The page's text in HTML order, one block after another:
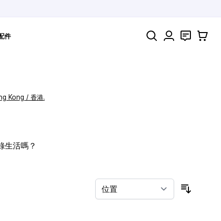
件 搜索 聯絡 購物車
Kong / 香港.
生活嗎？